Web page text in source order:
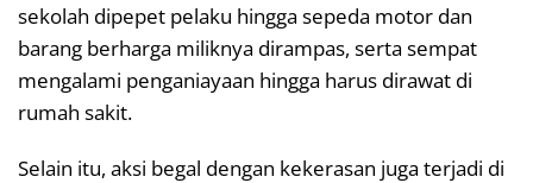
sekolah dipepet pelaku hingga sepeda motor dan
barang berharga miliknya dirampas, serta sempat
mengalami penganiayaan hingga harus dirawat di
rumah sakit.
Selain itu, aksi begal dengan kekerasan juga terjadi di